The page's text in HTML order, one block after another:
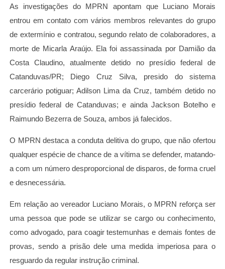
As investigações do MPRN apontam que Luciano Morais
entrou em contato com vários membros relevantes do grupo
de extermínio e contratou, segundo relato de colaboradores, a
morte de Micarla Araújo. Ela foi assassinada por Damião da
Costa Claudino, atualmente detido no presídio federal de
Catanduvas/PR; Diego Cruz Silva, presido do sistema
carcerário potiguar; Adilson Lima da Cruz, também detido no
presídio federal de Catanduvas; e ainda Jackson Botelho e
Raimundo Bezerra de Souza, ambos já falecidos.
O MPRN destaca a conduta delitiva do grupo, que não ofertou
qualquer espécie de chance de a vítima se defender, matando-
a com um número desproporcional de disparos, de forma cruel
e desnecessária.
Em relação ao vereador Luciano Morais, o MPRN reforça ser
uma pessoa que pode se utilizar se cargo ou conhecimento,
como advogado, para coagir testemunhas e demais fontes de
provas, sendo a prisão dele uma medida imperiosa para o
resguardo da regular instrução criminal.